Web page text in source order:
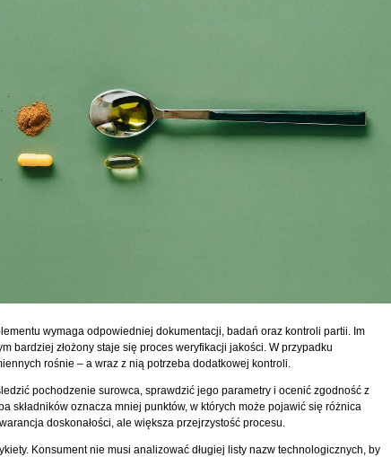
wymaga odpowiedniej dokumentacji, badań oraz kontroli partii. Im
bardziej złożony staje się proces weryfikacji jakości. W przypadku
rośnie – a wraz z nią potrzeba dodatkowej kontroli.
pochodzenie surowca, sprawdzić jego parametry i ocenić zgodność z
składników oznacza mniej punktów, w których może pojawić się różnica
doskonałości, ale większa przejrzystość procesu.
Konsument nie musi analizować długiej listy nazw technologicznych, by